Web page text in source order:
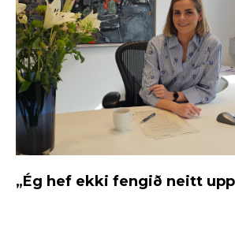
„Ég hef ekki fengið neitt